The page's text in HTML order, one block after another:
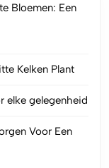
Bloemen: Een
Kelken Plant
elke gelegenheid
Voor Een